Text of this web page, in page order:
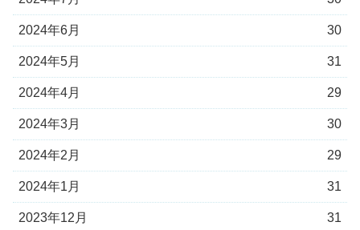
2024年6月 30
2024年5月 31
2024年4月 29
2024年3月 30
2024年2月 29
2024年1月 31
2023年12月 31